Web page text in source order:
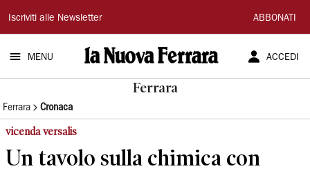
La
Nuova
Ferrara
Iscriviti alle Newsletter ABBONATI
MENU ACCEDI
Ferrara
Ferrara Cronaca
vicenda versalis
Un tavolo sulla chimica con